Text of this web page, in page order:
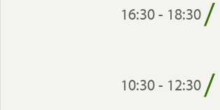
16:30 - 18:30/
10:30 - 12:30/